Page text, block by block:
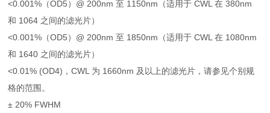
<0.001%（OD5）@ 200nm 至 1150nm（适用于 CWL 在 380nm
和 1064 之间的滤光片）
<0.001%（OD5）@ 200nm 至 1850nm（适用于 CWL 在 1080nm
和 1640 之间的滤光片）
<0.01% (OD4)，CWL 为 1660nm 及以上的滤光片，请参见个别规
格的范围。
± 20% FWHM